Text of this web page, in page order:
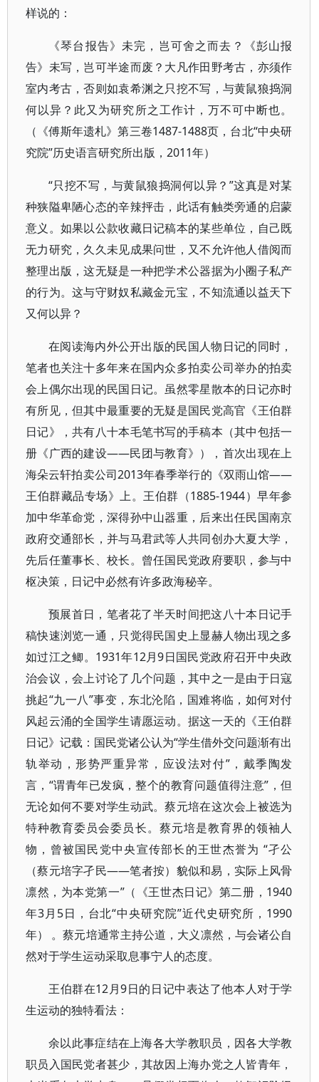
样说的：
《琴台报告》未完，岂可舍之而去？《彭山报
告》未写，岂可半途而废？大凡作田野考古，亦须作
室内考古，否则如袁希渊之只挖不写，与黄鼠狼捣洞
何以异？此又为研究所之工作计，万不可中断也。
（《傅斯年遗札》第三卷1487-1488页，台北“中央研
究院”历史语言研究所出版，2011年）
“只挖不写，与黄鼠狼捣洞何以异？”这真是对某
种狭隘卑陋心态的辛辣抨击，此话有触类旁通的启蒙
意义。如果以公款收藏日记稿本的某些单位，自己既
无力研究，久久未见成果问世，又不允许他人借阅而
整理出版，这无疑是一种把学术公器据为小圈子私产
的行为。这与守财奴私藏金元宝，不知流通以益天下
又何以异？
在阅读海内外公开出版的民国人物日记的同时，
笔者也关注十多年来在国内众多拍卖公司举办的拍卖
会上偶尔出现的民国日记。虽然零星散本的日记亦时
有所见，但其中最重要的无疑是国民党高官《王伯群
日记》，共有八十本毛笔书写的手稿本（其中包括一
册《广西的建设——民团与教育》），首次出现在上
海朵云轩拍卖公司2013年春季举行的《双雨山馆——
王伯群藏品专场》上。王伯群（1885-1944）早年参
加中华革命党，深得孙中山器重，后来出任民国南京
政府交通部长，并与马君武等人共同创办大夏大学，
先后任董事长、校长。曾任国民党政府要职，参与中
枢决策，日记中必然有许多政海秘辛。
预展首日，笔者花了半天时间把这八十本日记手
稿快速浏览一通，只觉得民国史上显赫人物出现之多
如过江之鲫。1931年12月9日国民党政府召开中央政
治会议，会上讨论了几个问题，其中之一是由于日寇
挑起“九一八”事变，东北沦陷，国难将临，如何对付
风起云涌的全国学生请愿运动。据这一天的《王伯群
日记》记载：国民党诸公认为“学生借外交问题渐有出
轨举动，形势严重异常，应设法对付”，戴季陶发
言，“谓青年已发疯，整个的教育问题值得注意”，但
无论如何不要对学生动武。蔡元培在这次会上被选为
特种教育委员会委员长。蔡元培是教育界的领袖人
物，曾被国民党中央宣传部长的王世杰誉为 “孑公
（蔡元培字孑民——笔者按）貌似和易，实际上风骨
凛然，为本党第一”（《王世杰日记》第二册，1940
年3月5日，台北“中央研究院”近代史研究所，1990
年） 。蔡元培通常主持公道，大义凛然，与会诸公自
然对于学生运动采取息事宁人的态度。
王伯群在12月9日的日记中表达了他本人对于学
生运动的独特看法：
余以此事症结在上海各大学教职员，因各大学教
职员入国民党者甚少，其故因上海办党之人皆青年，